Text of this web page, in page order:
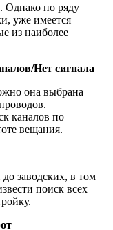
Однако по ряду
уже имеется
из наиболее
Нет сигнала
она выбрана
каналов по
вещания.
заводских, в том
поиск всех